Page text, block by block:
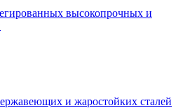
высокопрочных и
и жаростойких сталей